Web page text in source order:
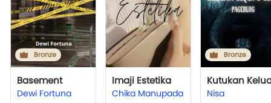
Bronze
Basement
Dewi Fortuna
Imaji Estetika
Chika Manupada
Bronze
Nisa